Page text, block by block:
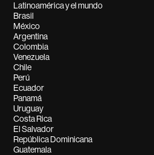
Latinoamérica y el mundo
Brasil
México
Argentina
Colombia
Venezuela
Chile
Perú
Ecuador
Panamá
Uruguay
Costa Rica
El Salvador
República Dominicana
Guatemala